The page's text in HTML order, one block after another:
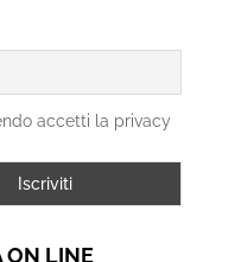
accetti la privacy
ON LINE